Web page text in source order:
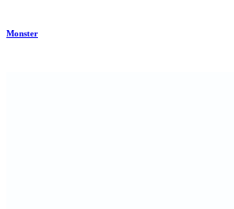
Monster